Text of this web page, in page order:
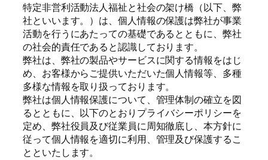
特定非営利活動法人福祉と社会の架け橋（以下、弊
社といいます。）は、個人情報の保護は弊社が事業
活動を行うにあたっての基礎であるとともに、弊社
の社会的責任であると認識しております。
弊社は、弊社の製品やサービスに関する情報をはじ
め、お客様からご提供いただいた個人情報等、多種
多様な情報を取り扱っております。
弊社は個人情報保護について、管理体制の確立を図
るとともに、以下のとおりプライバシーポリシーを
定め、弊社役員及び従業員に周知徹底し、本方針に
従って個人情報を適切に利用、管理及び保護するこ
とといたします。